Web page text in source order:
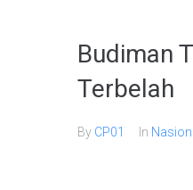
Budiman
Terbelah
By CP01 In